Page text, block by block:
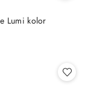
Lumi kolor